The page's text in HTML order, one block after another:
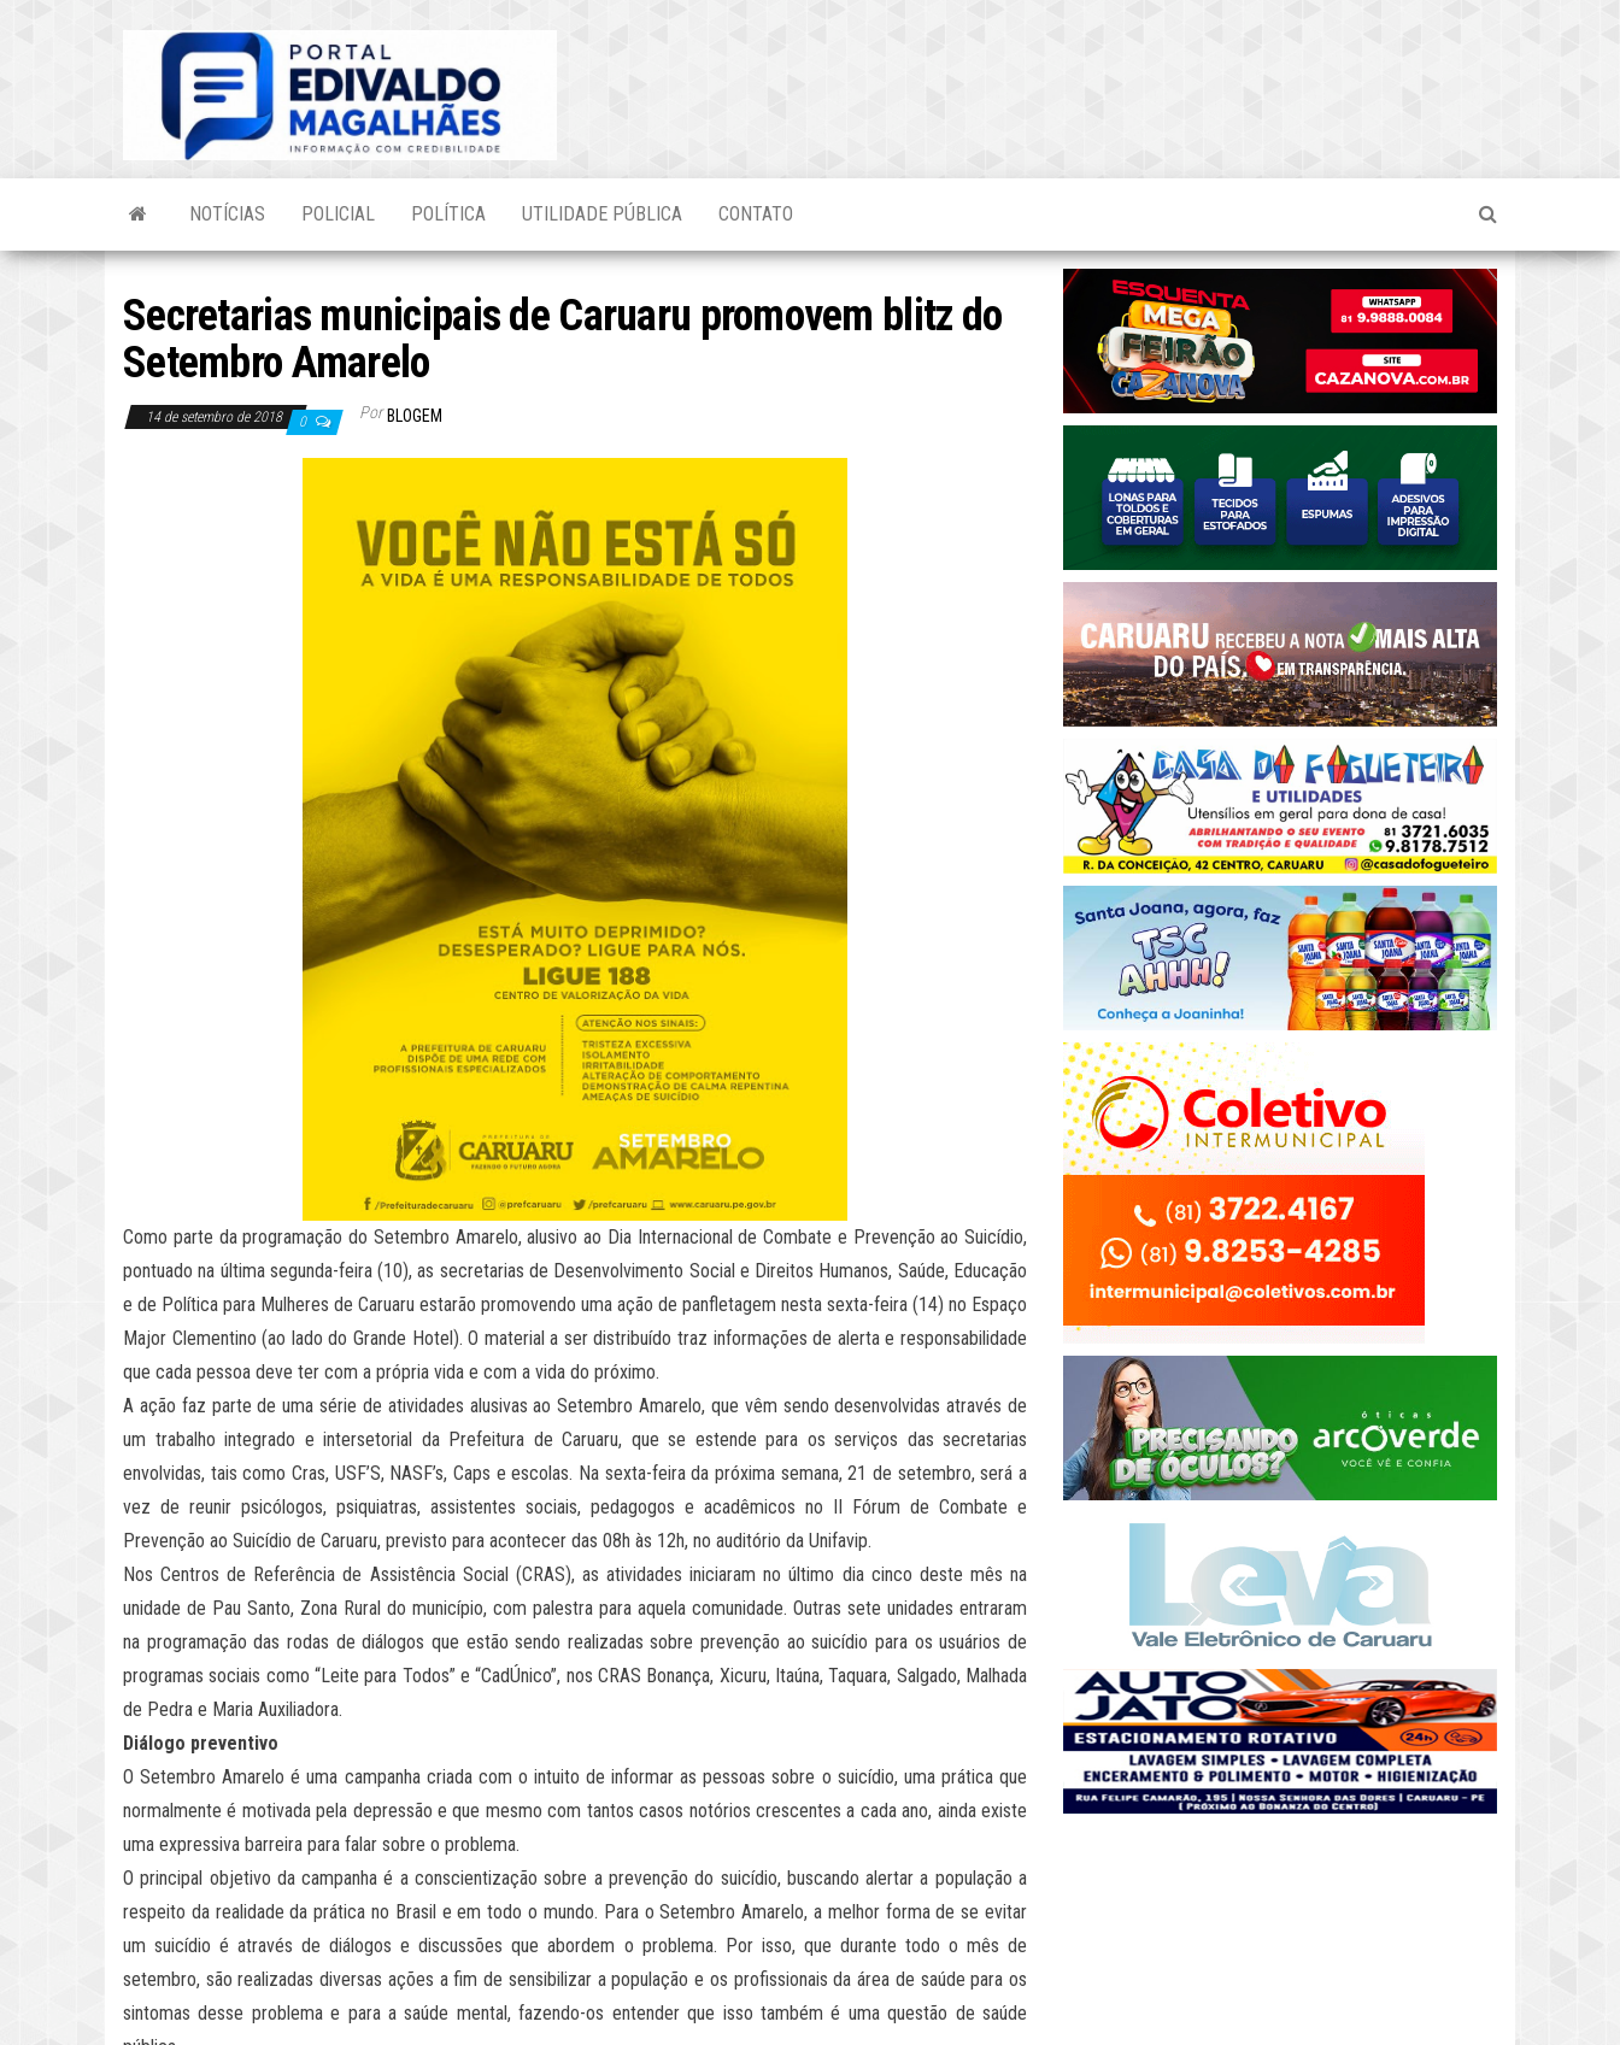
NOTÍCIAS POLICIAL POLÍTICA UTILIDADE PÚBLICA CONTATO
Secretarias municipais de Caruaru promovem blitz do
Setembro Amarelo
14 de setembro de 2018 0 Por BLOGEM
Como parte da programação do Setembro Amarelo, alusivo ao Dia Internacional de Combate e Prevenção ao Suicídio,
pontuado na última segunda-feira (10), as secretarias de Desenvolvimento Social e Direitos Humanos, Saúde, Educação
e de Política para Mulheres de Caruaru estarão promovendo uma ação de panfletagem nesta sexta-feira (14) no Espaço
Major Clementino (ao lado do Grande Hotel). O material a ser distribuído traz informações de alerta e responsabilidade
que cada pessoa deve ter com a própria vida e com a vida do próximo.
A ação faz parte de uma série de atividades alusivas ao Setembro Amarelo, que vêm sendo desenvolvidas através de
um trabalho integrado e intersetorial da Prefeitura de Caruaru, que se estende para os serviços das secretarias
envolvidas, tais como Cras, USF’S, NASF’s, Caps e escolas. Na sexta-feira da próxima semana, 21 de setembro, será a
vez de reunir psicólogos, psiquiatras, assistentes sociais, pedagogos e acadêmicos no II Fórum de Combate e
Prevenção ao Suicídio de Caruaru, previsto para acontecer das 08h às 12h, no auditório da Unifavip.
Nos Centros de Referência de Assistência Social (CRAS), as atividades iniciaram no último dia cinco deste mês na
unidade de Pau Santo, Zona Rural do município, com palestra para aquela comunidade. Outras sete unidades entraram
na programação das rodas de diálogos que estão sendo realizadas sobre prevenção ao suicídio para os usuários de
programas sociais como “Leite para Todos” e “CadÚnico”, nos CRAS Bonança, Xicuru, Itaúna, Taquara, Salgado, Malhada
de Pedra e Maria Auxiliadora.
Diálogo preventivo
O Setembro Amarelo é uma campanha criada com o intuito de informar as pessoas sobre o suicídio, uma prática que
normalmente é motivada pela depressão e que mesmo com tantos casos notórios crescentes a cada ano, ainda existe
uma expressiva barreira para falar sobre o problema.
O principal objetivo da campanha é a conscientização sobre a prevenção do suicídio, buscando alertar a população a
respeito da realidade da prática no Brasil e em todo o mundo. Para o Setembro Amarelo, a melhor forma de se evitar
um suicídio é através de diálogos e discussões que abordem o problema. Por isso, que durante todo o mês de
setembro, são realizadas diversas ações a fim de sensibilizar a população e os profissionais da área de saúde para os
sintomas desse problema e para a saúde mental, fazendo-os entender que isso também é uma questão de saúde